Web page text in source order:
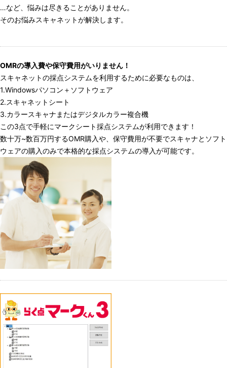
…など、悩みは尽きることがありません。
そのお悩みスキャネットが解決します。
OMRの導入費や保守費用がいりません！
スキャネットの採点システムを利用するために必要なものは、
1.Windowsパソコン＋ソフトウェア
2.スキャネットシート
3.カラースキャナまたはデジタルカラー複合機
この3点で手軽にマークシート採点システムが利用できます！
数十万~数百万円するOMR購入や、保守費用が不要でスキャナとソフト
ウェアの購入のみで本格的な採点システムの導入が可能です。